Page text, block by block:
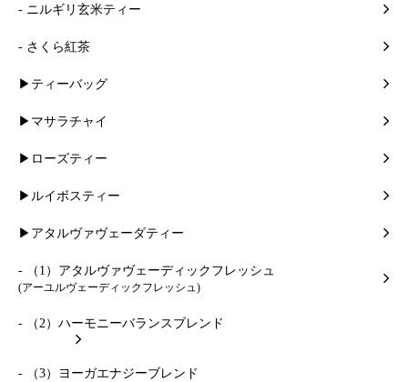
- ニルギリ玄米ティー
- さくら紅茶
▶ティーバッグ
▶マサラチャイ
▶ローズティー
▶ルイボスティー
▶アタルヴァヴェーダティー
- （1）アタルヴァヴェーディックフレッシュ
(アーユルヴェーディックフレッシュ)
- （2）ハーモニーバランスブレンド
- （3）ヨーガエナジーブレンド